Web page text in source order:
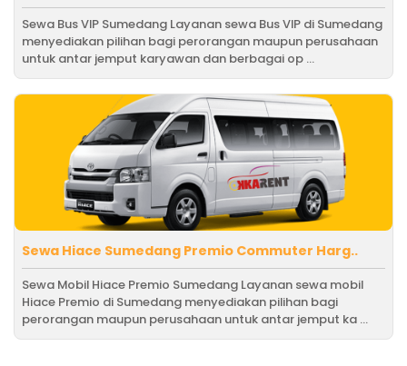
Sewa Bus VIP Sumedang Layanan sewa Bus VIP di Sumedang
menyediakan pilihan bagi perorangan maupun perusahaan
untuk antar jemput karyawan dan berbagai op ...
Sewa Hiace Sumedang Premio Commuter Harg..
Sewa Mobil Hiace Premio Sumedang Layanan sewa mobil
Hiace Premio di Sumedang menyediakan pilihan bagi
perorangan maupun perusahaan untuk antar jemput ka ...